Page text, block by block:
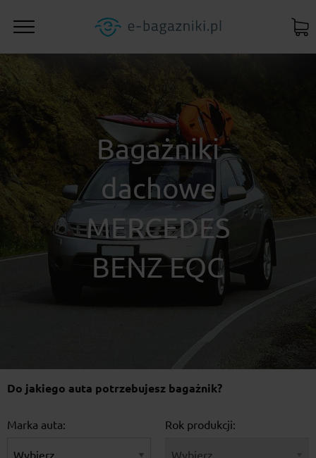
Bagażniki
dachowe
MERCEDES
BENZ EQC
Do jakiego auta potrzebujesz bagażnik?
Marka auta: Rok produkcji: